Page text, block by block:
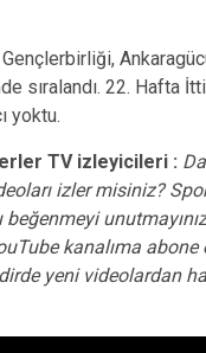
Gençlerbirliği,
sıralandı. 22. Hafta
yoktu.
TV izleyicileri :
izler misiniz?
beğenmeyi
kanalıma
yeni videolardan